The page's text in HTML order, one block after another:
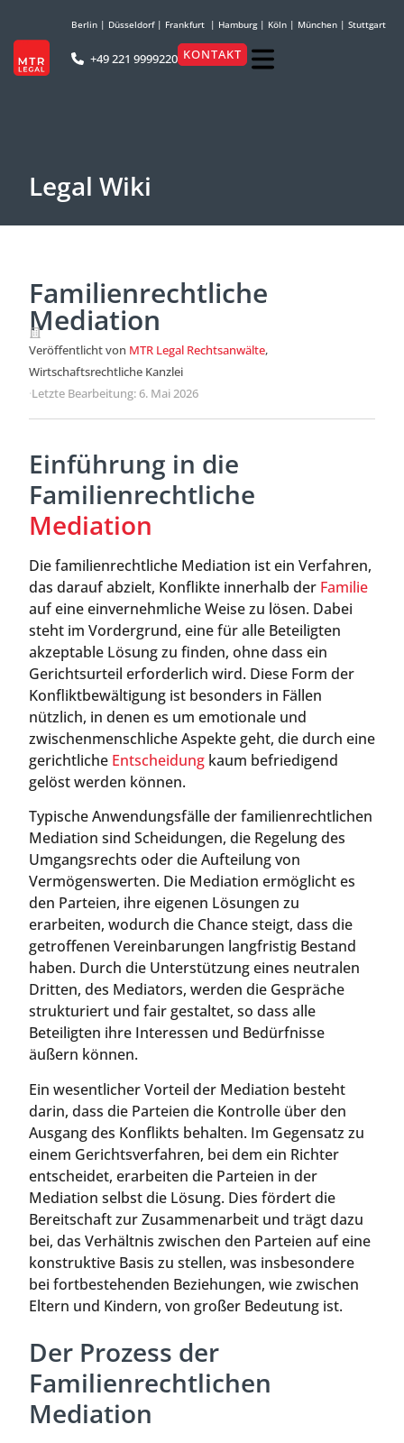
Berlin | Düsseldorf| Frankfurt | Hamburg| Köln | München | Stuttgart
+49 221 9999220 KONTAKT
Legal Wiki
Familienrechtliche
Mediation
Veröffentlicht von MTR Legal Rechtsanwälte,
Wirtschaftsrechtliche Kanzlei
·Letzte Bearbeitung: 6. Mai 2026
Einführung in die
Familienrechtliche
Mediation
Die familienrechtliche Mediation ist ein Verfahren,
das darauf abzielt, Konflikte innerhalb der Familie
auf eine einvernehmliche Weise zu lösen. Dabei
steht im Vordergrund, eine für alle Beteiligten
akzeptable Lösung zu finden, ohne dass ein
Gerichtsurteil erforderlich wird. Diese Form der
Konfliktbewältigung ist besonders in Fällen
nützlich, in denen es um emotionale und
zwischenmenschliche Aspekte geht, die durch eine
gerichtliche Entscheidung kaum befriedigend
gelöst werden können.
Typische Anwendungsfälle der familienrechtlichen
Mediation sind Scheidungen, die Regelung des
Umgangsrechts oder die Aufteilung von
Vermögenswerten. Die Mediation ermöglicht es
den Parteien, ihre eigenen Lösungen zu
erarbeiten, wodurch die Chance steigt, dass die
getroffenen Vereinbarungen langfristig Bestand
haben. Durch die Unterstützung eines neutralen
Dritten, des Mediators, werden die Gespräche
strukturiert und fair gestaltet, so dass alle
Beteiligten ihre Interessen und Bedürfnisse
äußern können.
Ein wesentlicher Vorteil der Mediation besteht
darin, dass die Parteien die Kontrolle über den
Ausgang des Konflikts behalten. Im Gegensatz zu
einem Gerichtsverfahren, bei dem ein Richter
entscheidet, erarbeiten die Parteien in der
Mediation selbst die Lösung. Dies fördert die
Bereitschaft zur Zusammenarbeit und trägt dazu
bei, das Verhältnis zwischen den Parteien auf eine
konstruktive Basis zu stellen, was insbesondere
bei fortbestehenden Beziehungen, wie zwischen
Eltern und Kindern, von großer Bedeutung ist.
Der Prozess der
Familienrechtlichen
Mediation